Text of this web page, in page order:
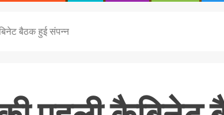
बैठक हुई संपन्न